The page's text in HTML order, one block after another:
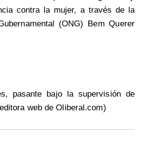
contra la mujer, a través de la
(ONG) Bem Querer
pasante bajo la supervisión de
web de Oliberal.com)